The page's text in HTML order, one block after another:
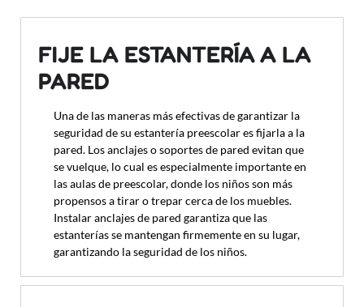
FIJE LA ESTANTERÍA A LA
PARED
Una de las maneras más efectivas de garantizar la
seguridad de su estantería preescolar es fijarla a la
pared. Los anclajes o soportes de pared evitan que
se vuelque, lo cual es especialmente importante en
las aulas de preescolar, donde los niños son más
propensos a tirar o trepar cerca de los muebles.
Instalar anclajes de pared garantiza que las
estanterías se mantengan firmemente en su lugar,
garantizando la seguridad de los niños.